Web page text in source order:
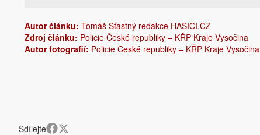
Autor článku: Tomáš Šťastný redakce HASIČI.CZ
Zdroj článku: Policie České republiky – KŘP Kraje Vysočina
Autor fotografií: Policie České republiky – KŘP Kraje Vysočina
Sdílejte